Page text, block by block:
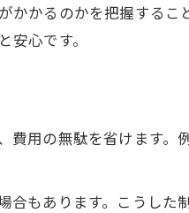
かるのかを把握するこ
心です。
用の無駄を省けます。
もあります。こうした